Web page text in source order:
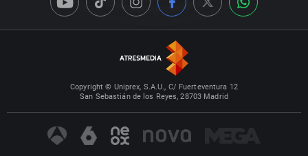
Copyright © Uniprex, S.A.U., C/ Fuerteventura 12
San Sebastián de los Reyes, 28703 Madrid